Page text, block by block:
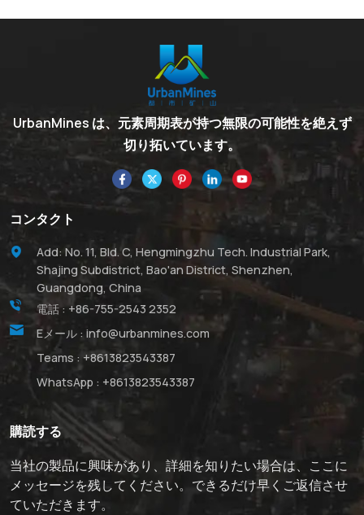
UrbanMines は、元素周期表が持つ無限の可能性を絶えず
切り拓いています。
コンタクト
Add: No. 11, Bld. C, Hengmingzhu Tech. Industrial Park,
Shajing Subdistrict, Bao'an District, Shenzhen,
Guangdong, China
電話 :+86-755-2543 2352
Eメール : info@urbanmines.com
Teams : +8613823543387
WhatsApp : +8613823543387
購読する
当社の製品に興味があり、詳細を知りたい場合は、ここに
メッセージを残してください。できるだけ早くご返信させ
ていただきます。